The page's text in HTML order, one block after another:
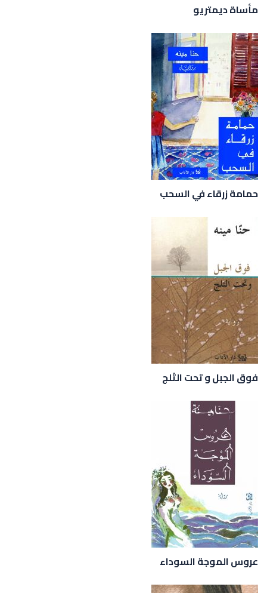
مأساة ديمتريو
حمامة زرقاء في السحب
فوق الجبل و تحت الثلج
عروس الموجة السوداء